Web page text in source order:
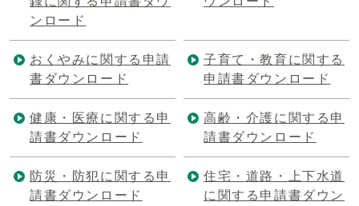
ンロード
おくやみに関する申請
書ダウンロード
子育て・教育に関する
申請書ダウンロード
健康・医療に関する申
請書ダウンロード
高齢・介護に関する申
請書ダウンロード
防災・防犯に関する申
請書ダウンロード
住宅・道路・上下水道
に関する申請書ダウン